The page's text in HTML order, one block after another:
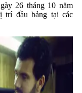
26 tháng 10 năm
trí đầu bảng tại các